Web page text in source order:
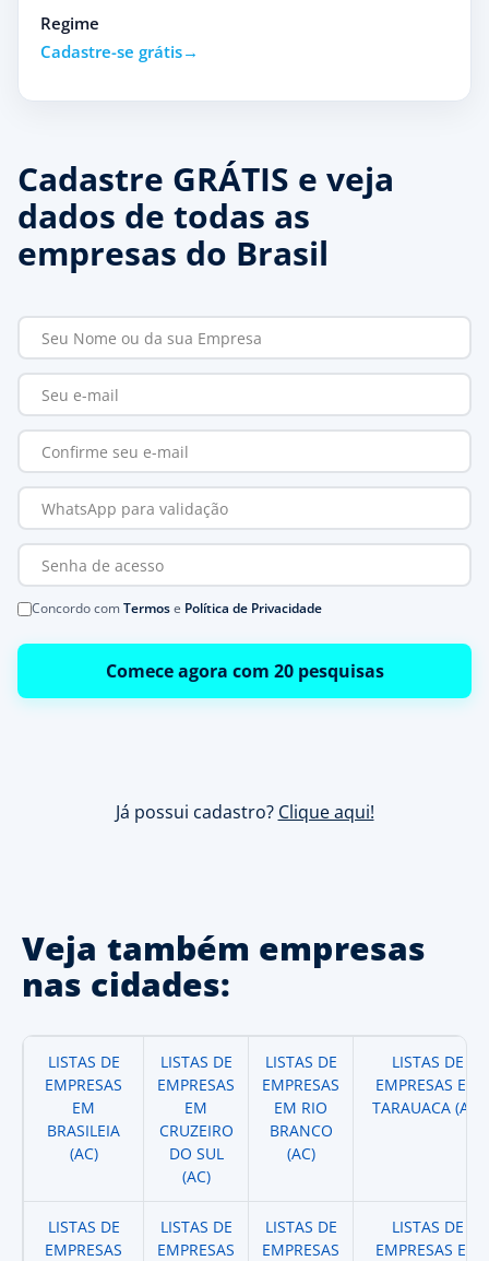
Regime
Cadastre-se grátis
Cadastre GRÁTIS e veja
dados de todas as
empresas do Brasil
Concordo comTermose Política de Privacidade
Comece agora com 20 pesquisas
Já possui cadastro? Clique aqui!
Veja também empresas
nas cidades:
LISTAS DE
EMPRESAS
EM
BRASILEIA
(AC)
LISTAS DE
EMPRESAS
EM
CRUZEIRO
DO SUL
(AC)
LISTAS DE
EMPRESAS
EM RIO
BRANCO
(AC)
LISTAS DE
EMPRESAS EM
TARAUACA (AC)
LISTAS DE
EMPRESAS
LISTAS DE
EMPRESAS
LISTAS DE
EMPRESAS
LISTAS DE
EMPRESAS EM